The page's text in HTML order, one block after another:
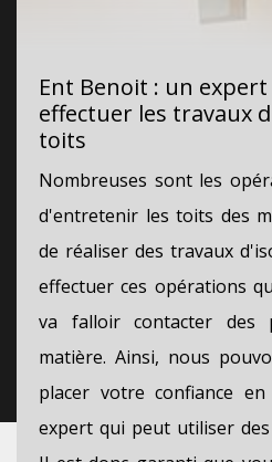
Ent Benoit : un
effectuer les travaux
toits
Nombreuses sont les
d'entretenir les toits des
de réaliser des travaux
effectuer ces opérations
va falloir contacter des
matière. Ainsi, nous
placer votre confiance
expert qui peut utiliser